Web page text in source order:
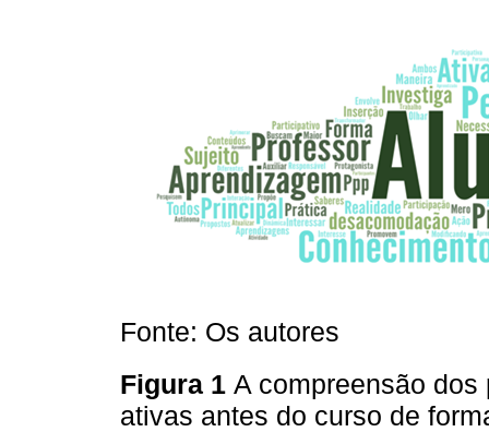
Fonte: Os autores
Figura 1 A compreensão
ativas antes do curso de